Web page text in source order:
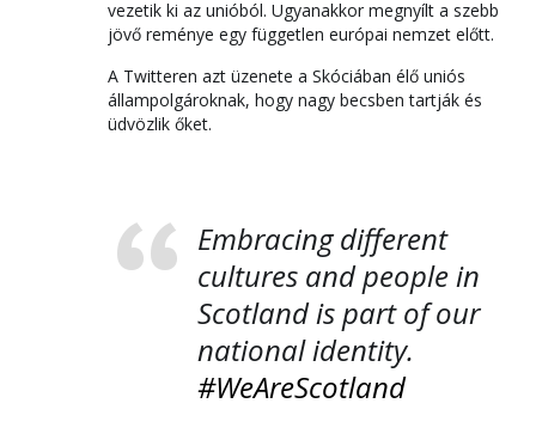
vezetik ki az unióból. Ugyanakkor megnyílt a szebb
jövő reménye egy független európai nemzet előtt.
A Twitteren azt üzenete a Skóciában élő uniós
állampolgároknak, hogy nagy becsben tartják és
üdvözlik őket.
Embracing different
cultures and people in
Scotland is part of our
national identity.
#WeAreScotland